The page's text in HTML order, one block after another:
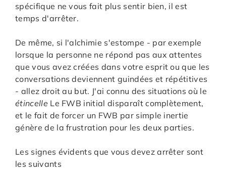
spécifique ne vous fait plus sentir bien, il est
temps d'arrêter.
De même, si l'alchimie s'estompe - par exemple
lorsque la personne ne répond pas aux attentes
que vous avez créées dans votre esprit ou que les
conversations deviennent guindées et répétitives
- allez droit au but. J'ai connu des situations où le
étincelle Le FWB initial disparaît complètement,
et le fait de forcer un FWB par simple inertie
génère de la frustration pour les deux parties.
Les signes évidents que vous devez arrêter sont
les suivants